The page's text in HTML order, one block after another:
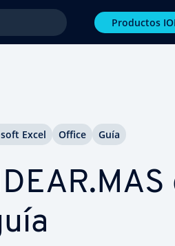
Productos
Excel Office Guía